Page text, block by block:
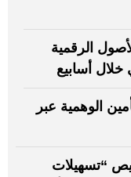
الرقمية
أسابيع
الوهمية عبر
“تسهيلات